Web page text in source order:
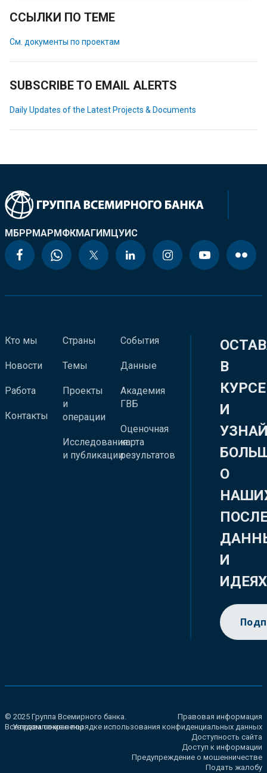
ССЫЛКИ ПО ТЕМЕ
См. документы по проектам
SUBSCRIBE TO EMAIL ALERTS
Daily Updates of the Latest Projects & Documents
МБРРМАРМФКМАГИМЦУИС
Кто мы
Новости
Работа
Контакты
Страны
Темы
Проекты
и
операции
Исследования
и публикации
События
Данные
Академия
ГВБ
Оценочная
карта
результатов
В
КУРСЕ
И
О
И
ИДЕЯХ
© 2025 Группа Всемирного банка.
Все права сохранены.
Правовая информация
Уведомление о порядке использования конфиденциальных данных
Доступность сайта
Доступ к информации
Предупреждение о мошенничестве
Подать жалобу